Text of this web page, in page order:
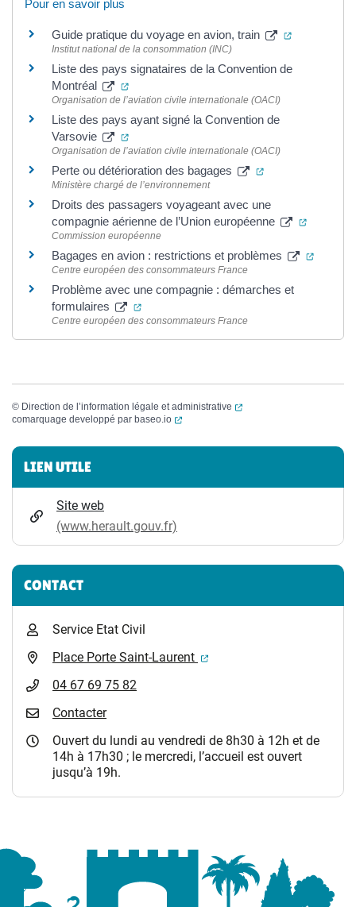
Pour en savoir plus
Guide pratique du voyage en avion, train (ouverture
Institut national de la consommation (INC)
Liste des pays signataires de la Convention de
Montréal
(ouverture dans un nouvel onglet)
Organisation de l’aviation civile internationale (OACI)
Liste des pays ayant signé la Convention de
Varsovie
(ouverture dans un nouvel onglet)
Organisation de l’aviation civile internationale (OACI)
Perte ou détérioration des bagages (ouverture dans
Ministère chargé de l’environnement
Droits des passagers voyageant avec une
compagnie aérienne de l’Union européenne
Commission européenne
Bagages en avion : restrictions et problèmes
Centre européen des consommateurs France
Problème avec une compagnie : démarches et
formulaires
(ouverture dans un nouvel onglet)
Centre européen des consommateurs France
© Direction de l’information légale et administrative
(ouverture dans un
comarquage developpé par baseo.io (ouverture dans un nouvel onglet)
Informations complémentaires
LIEN UTILE
Site web
(www.herault.gouv.fr)
CONTACT
Service Etat Civil
Place Porte Saint-Laurent
(ouverture dans un
04 67 69 75 82
Contacter
Ouvert du lundi au vendredi de 8h30 à 12h et de
14h à 17h30 ; le mercredi, l’accueil est ouvert
jusqu’à 19h.